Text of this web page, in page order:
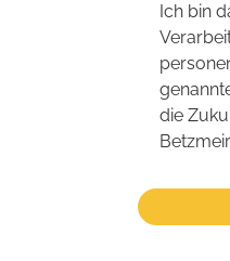
Ich bin
die